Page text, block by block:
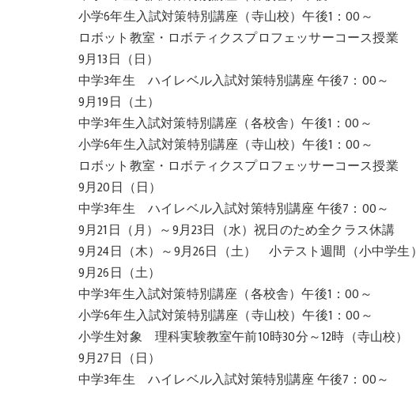
小学6年生入試対策特別講座（寺山校）午後1：00～
ロボット教室・ロボティクスプロフェッサーコース授業
9月13日（日）
中学3年生 ハイレベル入試対策特別講座 午後7：00～
9月19日（土）
中学3年生入試対策特別講座（各校舎）午後1：00～
小学6年生入試対策特別講座（寺山校）午後1：00～
ロボット教室・ロボティクスプロフェッサーコース授業
9月20日（日）
中学3年生 ハイレベル入試対策特別講座 午後7：00～
9月21日（月）～9月23日（水）祝日のため全クラス休講
9月24日（木）～9月26日（土） 小テスト週間（小中学生）
9月26日（土）
中学3年生入試対策特別講座（各校舎）午後1：00～
小学6年生入試対策特別講座（寺山校）午後1：00～
小学生対象 理科実験教室午前10時30分～12時（寺山校）
9月27日（日）
中学3年生 ハイレベル入試対策特別講座 午後7：00～